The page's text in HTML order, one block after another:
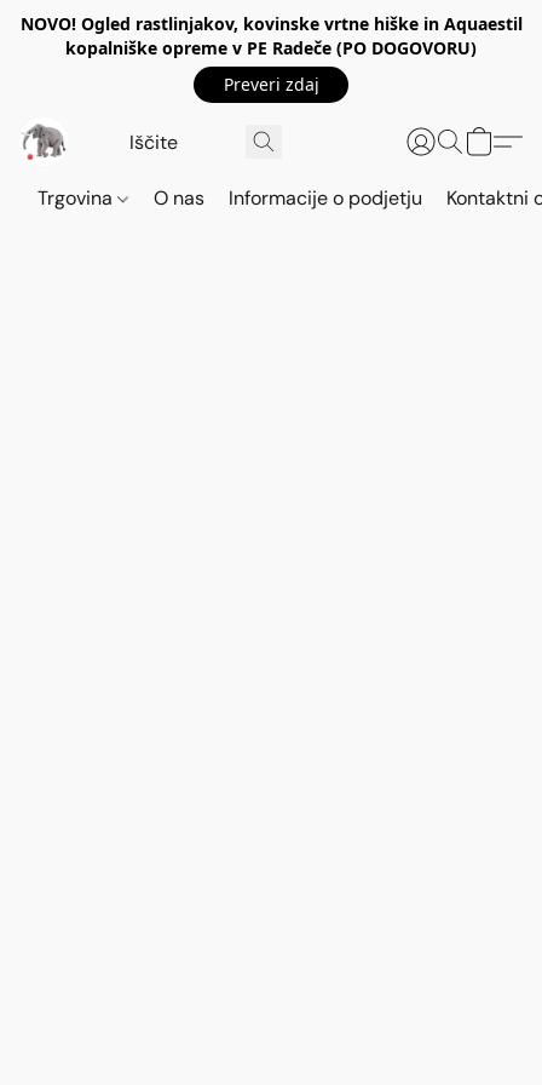
NOVO! Ogled rastlinjakov, kovinske vrtne hiške in Aquaestil
kopalniške opreme v PE Radeče (PO DOGOVORU)
Preveri zdaj
Trgovina O nas Informacije o podjetju Kontaktni